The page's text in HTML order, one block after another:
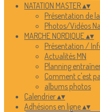
NATATION MASTER▴▾
Présentation de
Photos/Vidéos
MARCHE NORDIQUE▴▾
Présentation /
Actualités MN
Planning
Comment c'est
albums photos
Calendrier▴▾
Adhésions en ligne▴▾